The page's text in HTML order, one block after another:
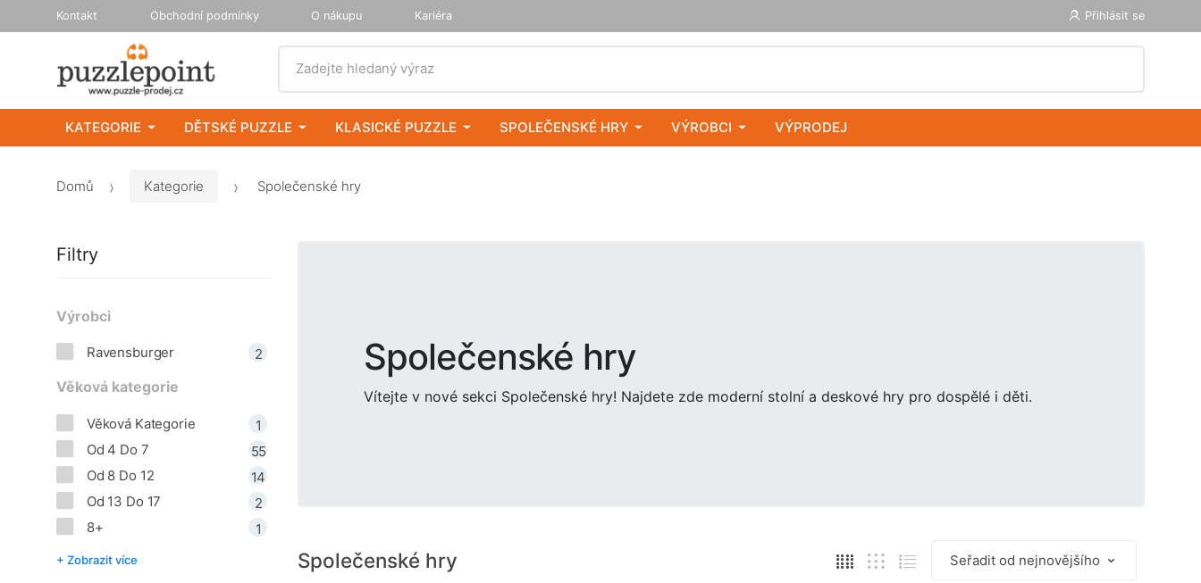
Kontakt Obchodní podmínky O nákupu Kariéra Přihlásit se
Zadejte hledaný výraz
KATEGORIE DĚTSKÉ PUZZLE KLASICKÉ PUZZLE SPOLEČENSKÉ HRY VÝROBCI VÝPRODEJ
Domů Kategorie Společenské hry
Společenské hry
Vítejte v nové sekci Společenské hry! Najdete zde moderní stolní a deskové hry pro dospělé i děti.
Společenské hry
Filtry
Výrobci
Ravensburger
2
Věková kategorie
Věková Kategorie
1
Od 4 Do 7
55
Od 8 Do 12
14
Od 13 Do 17
2
8+
1
+ Zobrazit více